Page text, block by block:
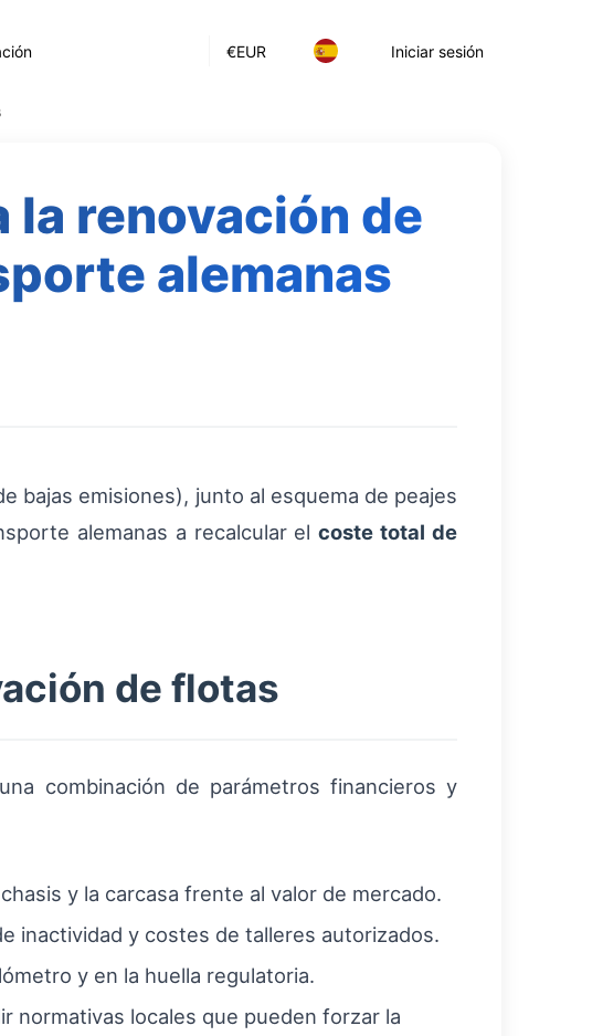
€EUR Iniciar sesión
la renovación de
alemanas
bajas emisiones), junto al esquema de peajes
alemanas a recalcular elcoste total de
de flotas
combinación de parámetros financieros y
y la carcasa frente al valor de mercado.
inactividad y costes de talleres autorizados.
y en la huella regulatoria.
normativas locales que pueden forzar la